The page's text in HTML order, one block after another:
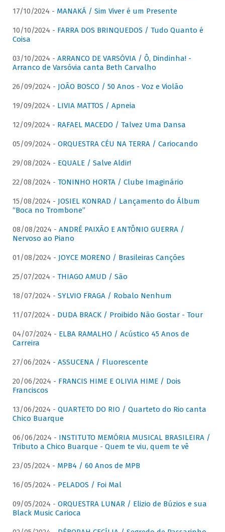
17/10/2024 - MANAKÁ / Sim Viver é um Presente
10/10/2024 - FARRA DOS BRINQUEDOS / Tudo Quanto é
Coisa
03/10/2024 - ARRANCO DE VARSÓVIA / Ô, Dindinha! -
Arranco de Varsóvia canta Beth Carvalho
26/09/2024 - JOÃO BOSCO / 50 Anos - Voz e Violão
19/09/2024 - LIVIA MATTOS / Apneia
12/09/2024 - RAFAEL MACEDO / Talvez Uma Dansa
05/09/2024 - ORQUESTRA CÉU NA TERRA / Cariocando
29/08/2024 - EQUALE / Salve Aldir!
22/08/2024 - TONINHO HORTA / Clube Imaginário
15/08/2024 - JOSIEL KONRAD / Lançamento do Álbum
“Boca no Trombone”
08/08/2024 - ANDRÉ PAIXÃO E ANTÔNIO GUERRA /
Nervoso ao Piano
01/08/2024 - JOYCE MORENO / Brasileiras Canções
25/07/2024 - THIAGO AMUD / São
18/07/2024 - SYLVIO FRAGA / Robalo Nenhum
11/07/2024 - DUDA BRACK / Proibido Não Gostar - Tour
04/07/2024 - ELBA RAMALHO / Acústico 45 Anos de
Carreira
27/06/2024 - ASSUCENA / Fluorescente
20/06/2024 - FRANCIS HIME E OLIVIA HIME / Dois
Franciscos
13/06/2024 - QUARTETO DO RIO / Quarteto do Rio canta
Chico Buarque
06/06/2024 - INSTITUTO MEMÓRIA MUSICAL BRASILEIRA /
Tributo a Chico Buarque - Quem te viu, quem te vê
23/05/2024 - MPB4 / 60 Anos de MPB
16/05/2024 - PELADOS / Foi Mal
09/05/2024 - ORQUESTRA LUNAR / Elizio de Búzios e sua
Black Music Carioca